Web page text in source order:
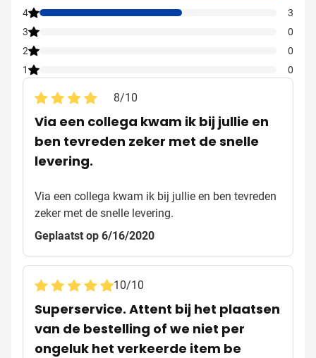
4
3
3
0
2
0
1
0
8/10
Via een collega kwam ik bij jullie en
ben tevreden zeker met de snelle
levering.
Via een collega kwam ik bij jullie en ben tevreden
zeker met de snelle levering.
Geplaatst op 6/16/2020
10/10
Superservice. Attent bij het plaatsen
van de bestelling of we niet per
ongeluk het verkeerde item be